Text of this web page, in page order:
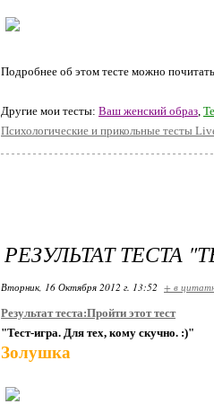
Подробнее об этом тесте можно почитать
Другие мои тесты: Ваш женский образ,
Психологические и прикольные тесты
РЕЗУЛЬТАТ ТЕСТА
Вторник, 16 Октября 2012 г. 13:52 + в
Результат теста:Пройти этот тест
"Тест-игра. Для тех, кому скучно. :)"
Золушка